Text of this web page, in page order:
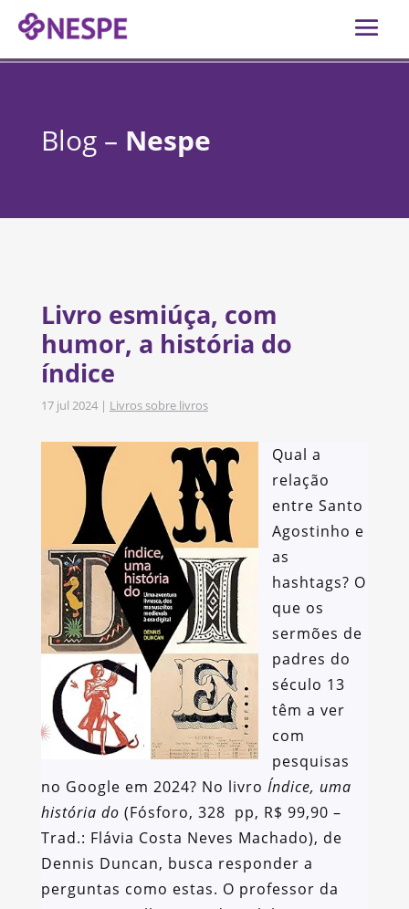
Blog – Nespe
Livro esmiúça, com
humor, a história do
índice
17 jul 2024| Livros sobre livros
Qual a
relação
entre Santo
Agostinho e
as
hashtags? O
que os
sermões de
padres do
século 13
têm a ver
com
pesquisas
no Google em 2024? No livro Índice, uma
história do (Fósforo, 328 pp, R$ 99,90 –
Trad.: Flávia Costa Neves Machado), de
Dennis Duncan, busca responder a
perguntas como estas. O professor da